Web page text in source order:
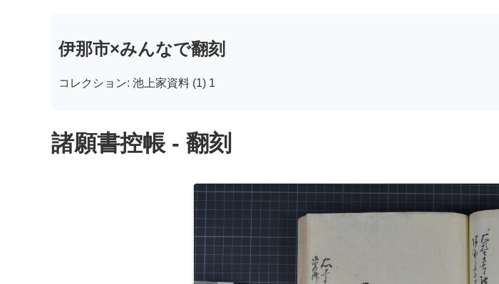
伊那市×みんなで翻刻
コレクション: 池上家資料 (1) 1
諸願書控帳 - 翻刻